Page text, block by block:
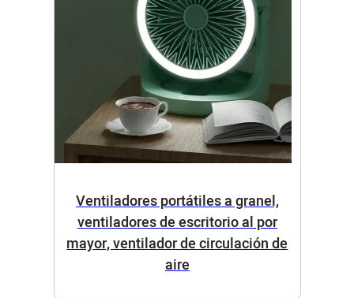
Ventiladores portátiles a granel,
ventiladores de escritorio al por
mayor, ventilador de circulación de
aire